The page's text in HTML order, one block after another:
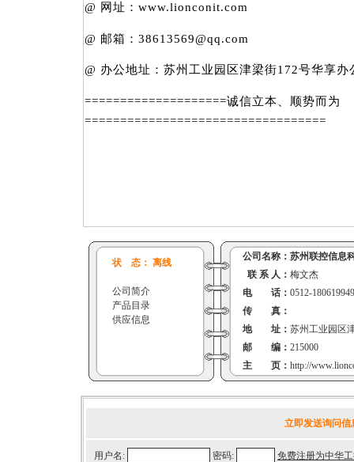
@ 网址：www.lionconit.com
@ 邮箱：38613569@qq.com
@ 办公地址：苏州工业园区津梁街172号华享办
====================诚信立本、顺势而为
==================================
状 态： 离线
公司简介
产品目录
供应信息
公司名称： 苏州联控信息
联 系 人： 梅文杰
电 话： 0512-
传 真：
地 址： 苏州工业园区
邮 编： 215000
主 页： http://
立即发送询问信
用户名: 密码: 免费注册为中华